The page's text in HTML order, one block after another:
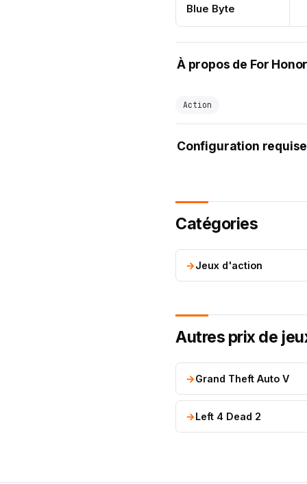
Blue Byte
À propos de For
Action
Configuration requise
Catégories
Jeux d'action
Autres prix de
Grand Theft Auto V
Left 4 Dead 2